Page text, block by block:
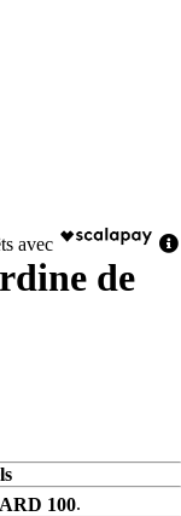
avec
de
100.